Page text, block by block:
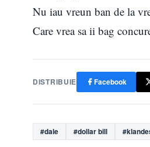
Nu iau vreun ban de la
Care vrea sa ii bag
DISTRIBUIE Facebook
#dale #dollar bill